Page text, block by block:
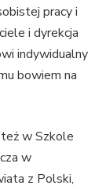
pracy i
i dyrekcja
indywidualny
bowiem na
w Szkole
w
z Polski,